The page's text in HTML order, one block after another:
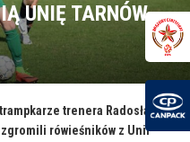
UNIĘ TARNÓW
trenera Radosława
rówieśników z Unii